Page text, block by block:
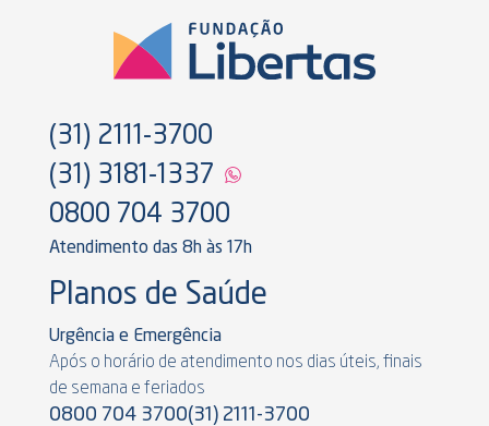
(31) 2111-3700
(31) 3181-1337
0800 704 3700
Atendimento das 8h às 17h
Planos de Saúde
Urgência e Emergência
Após o horário de atendimento nos dias úteis, finais
de semana e feriados
0800 704 3700(31) 2111-3700